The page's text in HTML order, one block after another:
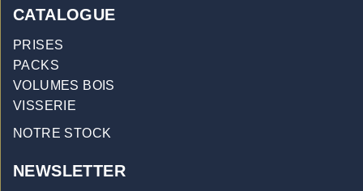
CATALOGUE
PRISES
PACKS
VOLUMES BOIS
VISSERIE
NOTRE STOCK
NEWSLETTER